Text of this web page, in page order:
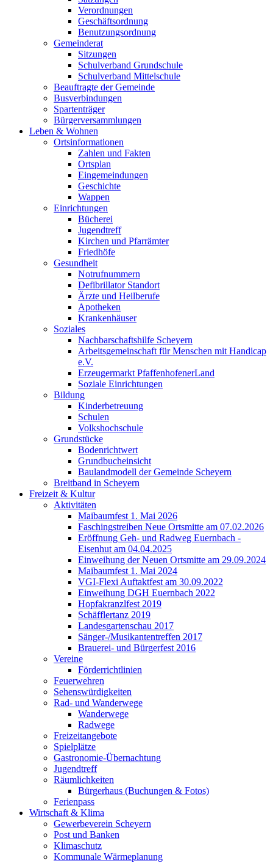
Verordnungen
Geschäftsordnung
Benutzungsordnung
Gemeinderat
Sitzungen
Schulverband Grundschule
Schulverband Mittelschule
Beauftragte der Gemeinde
Busverbindungen
Spartenträger
Bürgerversammlungen
Leben & Wohnen
Ortsinformationen
Zahlen und Fakten
Ortsplan
Eingemeindungen
Geschichte
Wappen
Einrichtungen
Bücherei
Jugendtreff
Kirchen und Pfarrämter
Friedhöfe
Gesundheit
Notrufnummern
Defibrillator Standort
Ärzte und Heilberufe
Apotheken
Krankenhäuser
Soziales
Nachbarschaftshilfe Scheyern
Arbeitsgemeinschaft für Menschen mit Handicap
e.V.
Erzeugermarkt PfaffenhofenerLand
Soziale Einrichtungen
Bildung
Kinderbetreuung
Schulen
Volkshochschule
Grundstücke
Bodenrichtwert
Grundbucheinsicht
Baulandmodell der Gemeinde Scheyern
Breitband in Scheyern
Freizeit & Kultur
Aktivitäten
Maibaumfest 1. Mai 2026
Faschingstreiben Neue Ortsmitte am 07.02.2026
Eröffnung Geh- und Radweg Euernbach -
Eisenhut am 04.04.2025
Einweihung der Neuen Ortsmitte am 29.09.2024
Maibaumfest 1. Mai 2024
VGI-Flexi Auftaktfest am 30.09.2022
Einweihung DGH Euernbach 2022
Hopfakranzlfest 2019
Schäfflertanz 2019
Landesgartenschau 2017
Sänger-/Musikantentreffen 2017
Brauerei- und Bürgerfest 2016
Vereine
Förderrichtlinien
Feuerwehren
Sehenswürdigkeiten
Rad- und Wanderwege
Wanderwege
Radwege
Freizeitangebote
Spielplätze
Gastronomie-Übernachtung
Jugendtreff
Räumlichkeiten
Bürgerhaus (Buchungen & Fotos)
Ferienpass
Wirtschaft & Klima
Gewerbeverein Scheyern
Post und Banken
Klimaschutz
Kommunale Wärmeplanung